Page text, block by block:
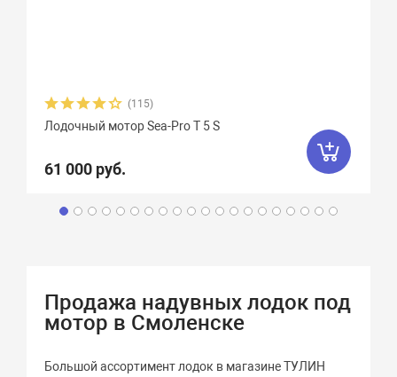
(115)
Лодочный мотор Sea-Pro Т 5 S
61 000 руб.
Продажа надувных лодок под
мотор в Смоленске
Большой ассортимент лодок в магазине ТУЛИН